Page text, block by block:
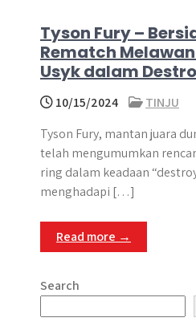
Tyson Fury –
Rematch
Usyk dalam
10/15/2024
TINJU
Tyson Fury, mantan juara
telah mengumumkan
ring dalam keadaan
menghadapi […]
Read more →
Search